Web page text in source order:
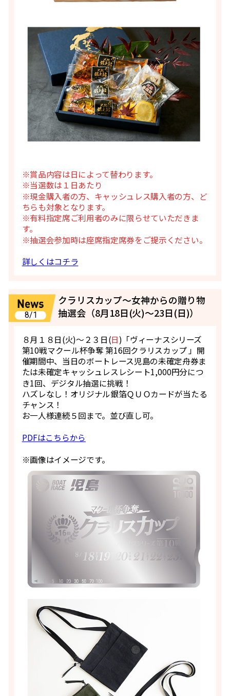
※賞品内容は日によって替わります。
※当選数は１日あたり
※現金購入者の方、キャッシュレス購入者の方、ど
ちらも対象となります。
※有料指定席ご利用者のみに限らせていただきま
す。
※抽選会参加時は座席指定席券をご提示ください。
詳しくはコチラ
8/1
クラリスカップ～女神からの贈り物
抽選会（8月18日(火)～23日(日)）
８月１８日(火)～２３日(日)「ヴィーナスシリーズ
第10戦マクール杯争奪 第16回クラリスカップ 」開
催期間中、当日のボートレース児島の未確定舟券ま
たは未確定キャッシュレスレシート1,000円分につ
き1回、デジタル抽選に挑戦！
ハズレなし！オリジナル銀箔ＱＵＯカードが当たる
チャンス！
お一人様連続５回まで。並び直し可。
PDFはこちらから
※画像はイメージです。